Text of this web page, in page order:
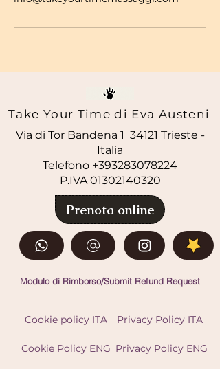
Take Your Time di Eva Austeni
Via di Tor Bandena 1 34121 Trieste -
Italia
Telefono +393283078224
P.IVA01302140320
Prenota online
Modulo di Rimborso/Submit Refund Request
Cookie policy ITA Privacy Policy ITA
Cookie Policy ENG Privacy Policy ENG